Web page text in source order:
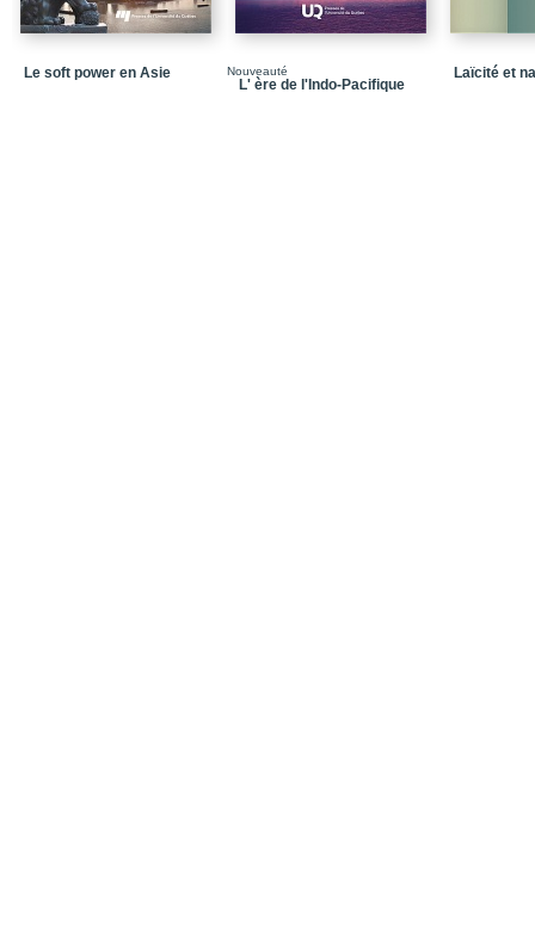
Le soft power en Asie Nouveauté
L' ère de l'Indo-Pacifique
Laïcité et